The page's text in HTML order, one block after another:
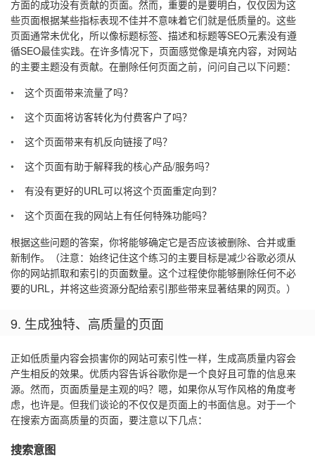
方面的成功没有贡献的页面。然而，重要的是要明白，仅仅因为这
些页面根据某些指标表现不佳并不意味着它们就是低质量的。这些
页面通常未优化，所以像标题标签、描述和标题等SEO元素没有遵
循SEO最佳实践。在许多情况下，页面感觉像是填充内容，对网站
的主要主题没有贡献。在删除任何页面之前，问问自己以下问题：
这个页面带来流量了吗？
这个页面将访客转化为付费客户了吗？
这个页面带来有机反向链接了吗？
这个页面有助于解释我的核心产品/服务吗？
有没有更好的URL可以将这个页面重定向到？
这个页面在我的网站上有任何特殊功能吗？
根据这些问题的答案，你将能够确定它是否应该被删除、合并或重
新制作。（注意：始终记住这个练习的主要目标是减少谷歌必须从
你的网站抓取和索引的页面数量。这个过程使你能够删除任何不必
要的URL，并将这些资源分配给索引那些带来显著结果的网页。）
9. 生成独特、高质量的页面
正如低质量内容会损害你的网站可索引性一样，生成高质量内容会
产生相反的效果。优质内容告诉谷歌你是一个良好且可靠的信息来
源。然而，页面质量是主观的吗？嗯，如果你从写作风格的角度考
虑，也许是。但我们谈论的不仅仅是页面上的书面信息。对于一个
在搜索方面高质量的页面，要注意以下几点：
搜索意图